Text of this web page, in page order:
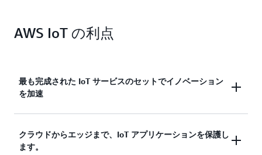
AWS IoT の利点
最も完成された IoT サービスのセットでイノベーション
を加速
AWS IoT は、スケール、迅速な対応、コスト削減を
実現します。セキュアなデバイス接続から管理、ス
クラウドからエッジまで、IoT アプリケーションを保護し
ます。